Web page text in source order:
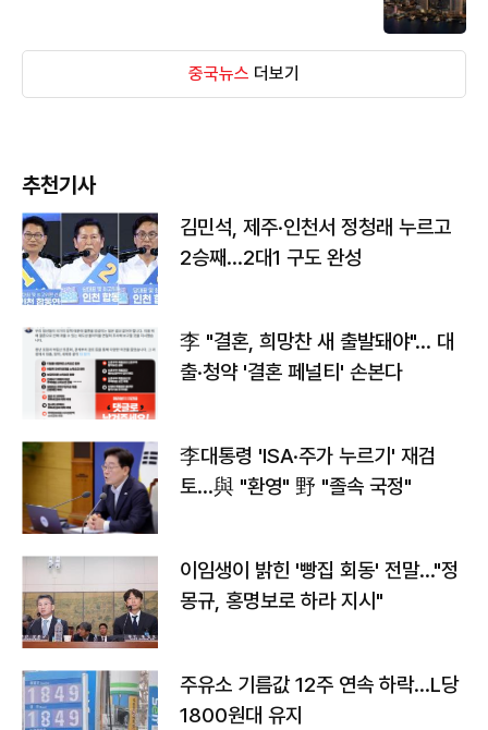
중국뉴스 더보기
추천기사
김민석, 제주·인천서 정청래 누르고
2승째…2대1 구도 완성
李 "결혼, 희망찬 새 출발돼야"… 대
출·청약 '결혼 페널티' 손본다
李대통령 'ISA·주가 누르기' 재검
토…與 "환영" 野 "졸속 국정"
이임생이 밝힌 '빵집 회동' 전말…"정
몽규, 홍명보로 하라 지시"
주유소 기름값 12주 연속 하락…L당
1800원대 유지